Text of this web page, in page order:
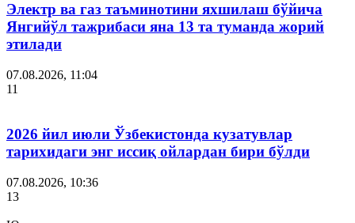
Электр ва газ таъминотини яхшилаш бўйича
Янгийўл тажрибаси яна 13 та туманда жорий
этилади
07.08.2026, 11:04
11
2026 йил июли Ўзбекистонда кузатувлар
тарихидаги энг иссиқ ойлардан бири бўлди
07.08.2026, 10:36
13